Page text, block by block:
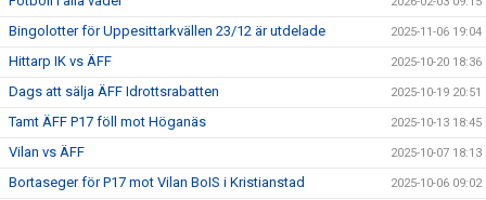
Bingolotter för Uppesittarkvällen 23/12 är utdelade 2025-11-06 19:04
Hittarp IK vs ÄFF 2025-10-20 18:36
Dags att sälja ÄFF Idrottsrabatten 2025-10-19 20:51
Tamt ÄFF P17 föll mot Höganäs 2025-10-13 18:45
Vilan vs ÄFF 2025-10-07 18:13
Bortaseger för P17 mot Vilan BoIS i Kristianstad 2025-10-06 09:02